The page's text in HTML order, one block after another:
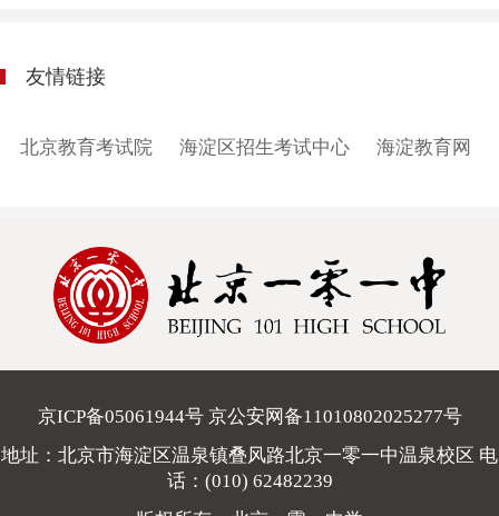
友情链接
北京教育考试院 海淀区招生考试中心 海淀教育网
京ICP备05061944号 京公安网备11010802025277号
地址：北京市海淀区温泉镇叠风路北京一零一中温泉校区 电
话： (010) 62482239